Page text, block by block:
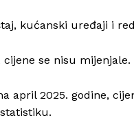
kućanski uređaji i
se nisu mijenjale.
april 2025. godine,